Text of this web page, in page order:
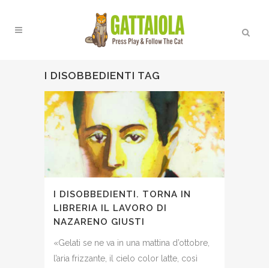
I DISOBBEDIENTI TAG
I DISOBBEDIENTI. TORNA IN
LIBRERIA IL LAVORO DI
NAZARENO GIUSTI
«Gelati se ne va in una mattina d’ottobre,
l’aria frizzante, il cielo color latte, così